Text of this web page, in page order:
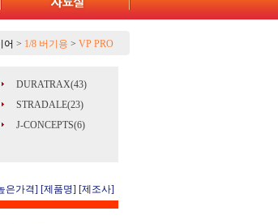
어 > 1/8 버기용 > VP PRO
DURATRAX(43)
STRADALE(23)
J-CONCEPTS(6)
은가격] [제품명] [제조사]